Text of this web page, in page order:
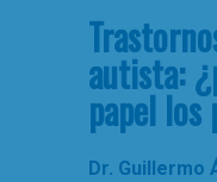
autista:
papel
Dr. Guillermo